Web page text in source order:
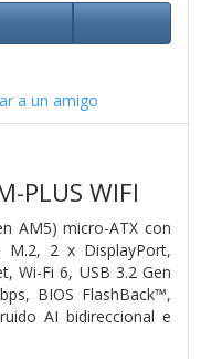
a un amigo
PLUS WIFI
AM5) micro-ATX con
M.2, 2 x DisplayPort,
Wi-Fi 6, USB 3.2 Gen
BIOS FlashBack™,
AI bidireccional e